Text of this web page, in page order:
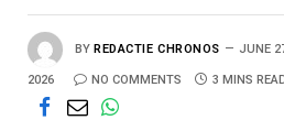
BY REDACTIE CHRONOS JUNE
2026 NO COMMENTS 3 MINS